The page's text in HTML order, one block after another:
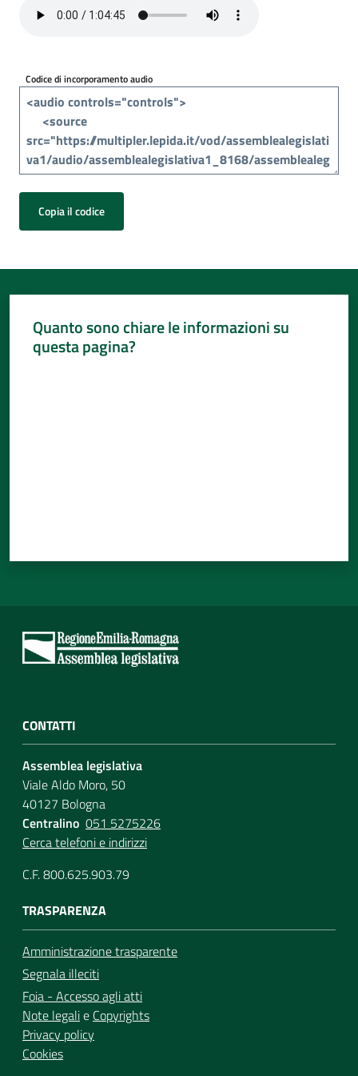
Per
cittadini
Codice di incorporamento audio
Copia il codice
Quanto sono chiare le informazioni su
questa pagina?
CONTATTI
Assemblea legislativa
Viale Aldo Moro, 50
40127 Bologna
Centralino 051 5275226
Cerca telefoni e indirizzi
C.F. 800.625.903.79
TRASPARENZA
Amministrazione trasparente
Segnala illeciti
Foia - Accesso agli atti
Note legalie Copyrights
Privacy policy
Cookies